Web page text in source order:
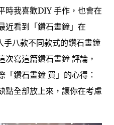
時我喜歡DIY 手作，也會在
近看到「鑽石畫鐘」在
八款不同款式的鑽石畫鐘
次寫這篇鑽石畫鐘 評論，
「鑽石畫鐘 買」的心得：
點全部放上來，讓你在考慮